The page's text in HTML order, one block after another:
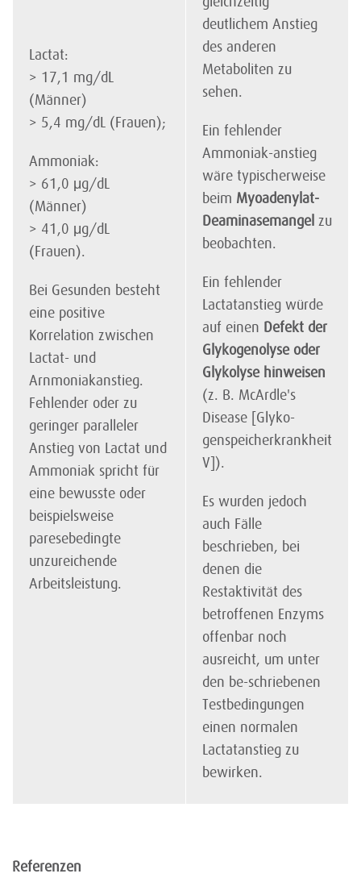
Lactat:
> 17,1 mg/dL
(Männer)
> 5,4 mg/dL (Frauen);
Ammoniak:
> 61,0 μg/dL
(Männer)
> 41,0 μg/dL
(Frauen).
Bei Gesunden besteht
eine positive
Korrelation zwischen
Lactat- und
Arnmoniakanstieg.
Fehlender oder zu
geringer paralleler
Anstieg von Lactat und
Ammoniak spricht für
eine bewusste oder
beispielsweise
paresebedingte
unzureichende
Arbeitsleistung.
deutlichem Anstieg
des anderen
Metaboliten zu
sehen.
Ein fehlender
Ammoniak-anstieg
wäre typischerweise
beim Myoadenylat-
Deaminasemangel zu
beobachten.
Ein fehlender
Lactatanstieg würde
auf einen Defekt der
Glykogenolyse oder
Glykolyse hinweisen
(z. B. McArdle's
Disease [Glyko-
genspeicherkrankheit
V]).
Es wurden jedoch
auch Fälle
beschrieben, bei
denen die
Restaktivität des
betroffenen Enzyms
offenbar noch
ausreicht, um unter
den be-schriebenen
Testbedingungen
einen normalen
Lactatanstieg zu
bewirken.
Referenzen